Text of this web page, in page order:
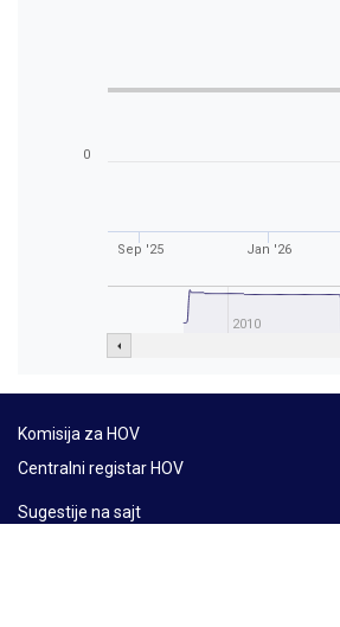
Sep '25 Jan '26
2010
0
Komisija za HOV
Centralni registar HOV
Sugestije na sajt